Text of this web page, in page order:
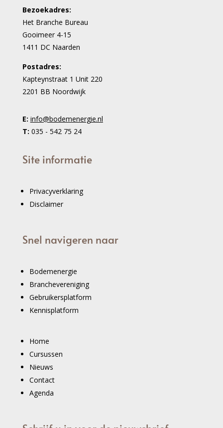
Bezoekadres:
Het Branche Bureau
Gooimeer 4-15
1411 DC Naarden
Postadres:
Kapteynstraat 1 Unit 220
2201 BB Noordwijk
E: info@bodemenergie.nl
T: 035 - 542 75 24
Site informatie
Privacyverklaring
Disclaimer
Snel navigeren naar
Bodemenergie
Branchevereniging
Gebruikersplatform
Kennisplatform
Home
Cursussen
Nieuws
Contact
Agenda